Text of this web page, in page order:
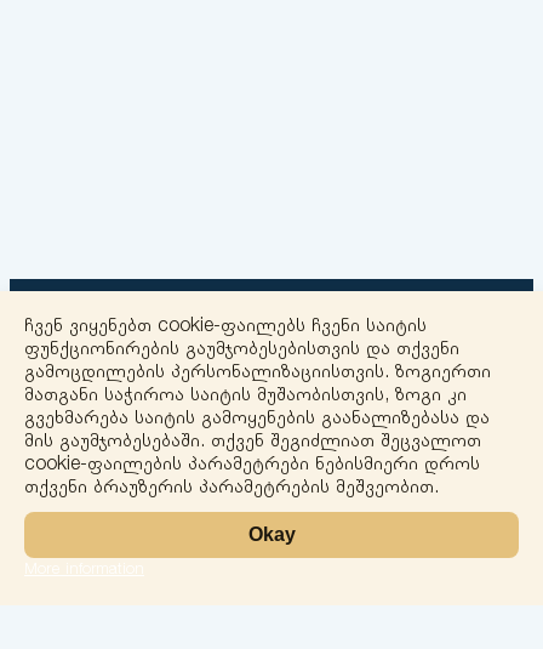
+
−
ჩვენ ვიყენებთ cookie-ფაილებს ჩვენი საიტის
ფუნქციონირების გაუმჯობესებისთვის და თქვენი
გამოცდილების პერსონალიზაციისთვის. ზოგიერთი
მათგანი საჭიროა საიტის მუშაობისთვის, ზოგი კი
გვეხმარება საიტის გამოყენების გაანალიზებასა და
მის გაუმჯობესებაში. თქვენ შეგიძლიათ შეცვალოთ
cookie-ფაილების პარამეტრები ნებისმიერი დროს
თქვენი ბრაუზერის პარამეტრების მეშვეობით.
Okay
More information